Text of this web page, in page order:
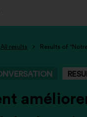
All results Results of